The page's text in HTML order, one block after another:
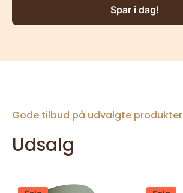
Spar i dag!
Gode tilbud på udvalgte produkter
Udsalg